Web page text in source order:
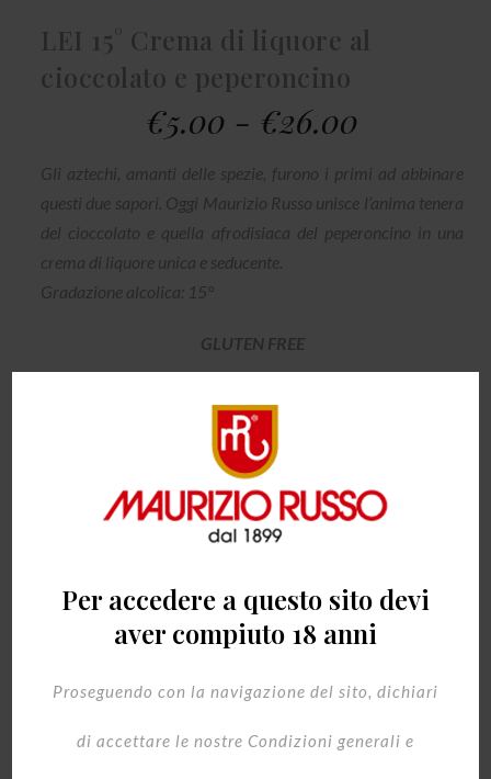
Per accedere a questo sito devi
aver compiuto 18 anni
Proseguendo con la navigazione del sito, dichiari
di accettare le nostre Condizioni generali e
LEI 15° Crema di liquore al
cioccola­to e peperoncino
€5.00 - €26.00
Gli aztechi, amanti delle spezie, furono i primi ad abbinare
questi due sapori. Oggi Maurizio Russo unisce l’anima tenera
del cioccolato e quella afrodi­siaca del peperoncino in una
crema di liquore unica e seducente.
Gradazione alcolica: 15°
GLUTEN FREE